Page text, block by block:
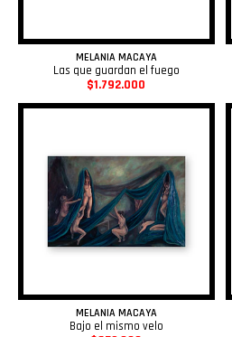
MELANIA MACAYA
Las que guardan el fuego
$1.792.000
MELANIA MACAYA
Bajo el mismo velo